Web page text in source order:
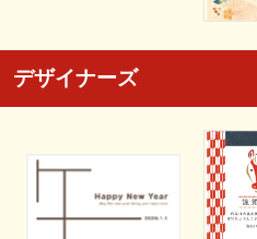
デザイナーズ